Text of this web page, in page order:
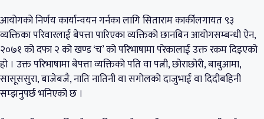
आयोगको निर्णय कार्यान्वयन गर्नका लागि सिताराम कार्कीलगायत ९३
व्यक्तिका परिवारलाई बेपत्ता पारिएका व्यक्तिको छानबिन आयोगसम्बन्धी ऐन,
२०७१ को दफा २ को खण्ड ‘च’ को परिभाषामा परेकालाई उक्त रकम दिइएको
हो । उक्त परिभाषामा बेपत्ता व्यक्तिको पति वा पत्नी, छोराछोरी, बाबुआमा,
सासूससुरा, बाजेबजै, नाति नातिनी वा सगोलको दाजुभाई वा दिदीबहिनी
सम्झनुपर्छ भनिएको छ ।